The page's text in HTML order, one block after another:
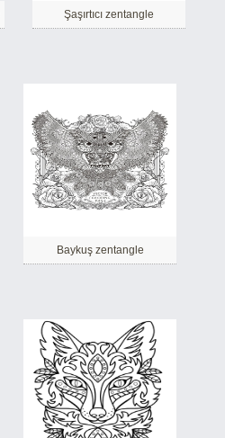
Şaşırtıcı zentangle
Baykuş zentangle